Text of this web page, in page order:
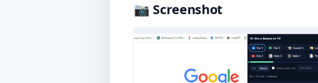
📷 Screenshot